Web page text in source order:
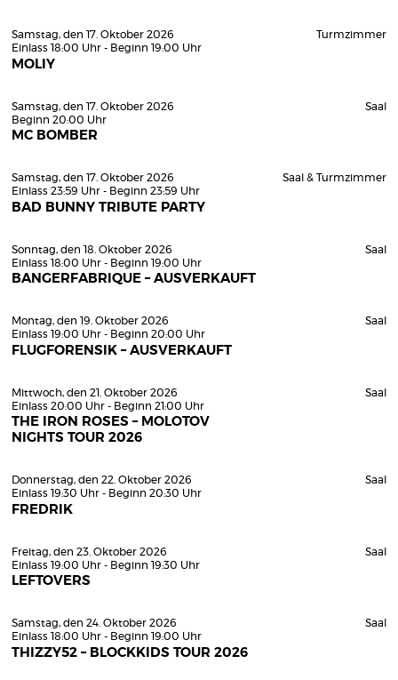
Samstag, den 17. Oktober 2026
Einlass 18:00 Uhr - Beginn 19:00 Uhr
MOLIY
Turmzimmer
Samstag, den 17. Oktober 2026
Beginn 20:00 Uhr
MC BOMBER
Saal
Samstag, den 17. Oktober 2026
Einlass 23:59 Uhr - Beginn 23:59 Uhr
BAD BUNNY TRIBUTE PARTY
Saal & Turmzimmer
Sonntag, den 18. Oktober 2026
Einlass 18:00 Uhr - Beginn 19:00 Uhr
BANGERFABRIQUE – AUSVERKAUFT
Saal
Montag, den 19. Oktober 2026
Einlass 19:00 Uhr - Beginn 20:00 Uhr
FLUGFORENSIK – AUSVERKAUFT
Saal
Mittwoch, den 21. Oktober 2026
Einlass 20:00 Uhr - Beginn 21:00 Uhr
THE IRON ROSES – MOLOTOV
NIGHTS TOUR 2026
Saal
Donnerstag, den 22. Oktober 2026
Einlass 19:30 Uhr - Beginn 20:30 Uhr
FREDRIK
Saal
Freitag, den 23. Oktober 2026
Einlass 19:00 Uhr - Beginn 19:30 Uhr
LEFTOVERS
Saal
Samstag, den 24. Oktober 2026
Einlass 18:00 Uhr - Beginn 19:00 Uhr
THIZZY52 – BLOCKKIDS TOUR 2026
Saal